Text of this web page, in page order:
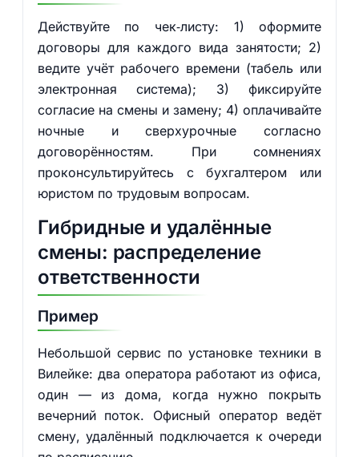
Действуйте по чек‑листу: 1) оформите
договоры для каждого вида занятости; 2)
ведите учёт рабочего времени (табель или
электронная система); 3) фиксируйте
согласие на смены и замену; 4) оплачивайте
ночные и сверхурочные согласно
договорённостям. При сомнениях
проконсультируйтесь с бухгалтером или
юристом по трудовым вопросам.
Гибридные и удалённые
смены: распределение
ответственности
Пример
Небольшой сервис по установке техники в
Вилейке: два оператора работают из офиса,
один — из дома, когда нужно покрыть
вечерний поток. Офисный оператор ведёт
смену, удалённый подключается к очереди